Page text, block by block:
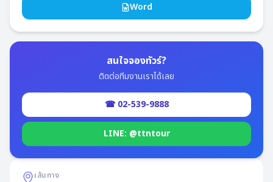
Word
สนใจจองทัวร์?
ติดต่อทีมงานเราได้เลย
☎ 02-539-9888
LINE: @ttntour
เส้นทาง